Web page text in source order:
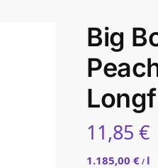
Big
11,85€
1.185,00€ / l